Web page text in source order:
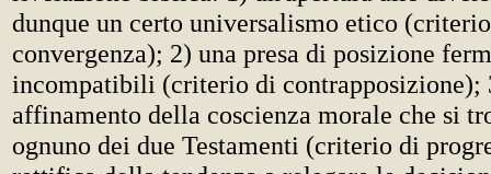
dunque un certo universalismo etico
convergenza); 2) una presa di posizione
incompatibili (criterio di contrapposizione);
affinamento della coscienza morale che si
ognuno dei due Testamenti (criterio di